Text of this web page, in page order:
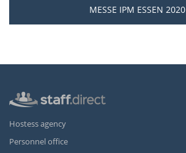
MESSE IPM ESSEN 2020
Hostess agency
Personnel office